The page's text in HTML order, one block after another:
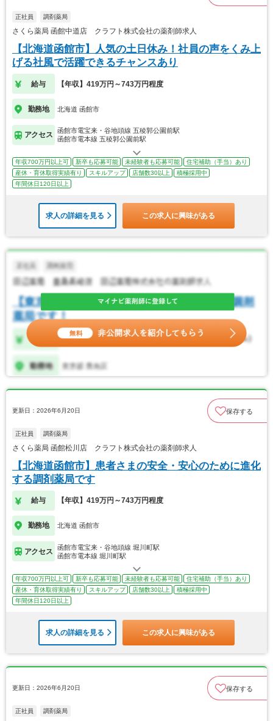
正社員 調剤薬局
さくら薬局 函館中道店 クラフト株式会社の薬剤師求人
【北海道函館市】人気の土日休み！社員の声をくみ上
げる社風で活躍できるチャンスあり
給与 【年収】419万円～743万円程度
勤務地 北海道 函館市
アクセス
函館市電宝来・谷地頭線 五稜郭公園前駅
函館市電本線 五稜郭公園前駅
年収700万円以上可 新卒も応募可能 未経験者も応募可能
住宅補助（手当）あり
産休・育休取得実績有り
スキルアップ 店舗数30以上
積極採用中
年間休日120日以上
求人の詳細を見る この求人に興味がある
更新日：2026年6月20日 保存する
正社員 調剤薬局
さくら薬局 函館松川店 クラフト株式会社の薬剤師求人
【北海道函館市】患者さまの安全・安心のために進化
する調剤薬局です
給与 【年収】419万円～743万円程度
勤務地 北海道 函館市
アクセス
函館市電宝来・谷地頭線 堀川町駅
函館市電本線 堀川町駅
年収700万円以上可 新卒も応募可能 未経験者も応募可能
住宅補助（手当）あり
産休・育休取得実績有り
スキルアップ 店舗数30以上
積極採用中
年間休日120日以上
求人の詳細を見る この求人に興味がある
更新日：2026年6月20日 保存する
正社員 調剤薬局